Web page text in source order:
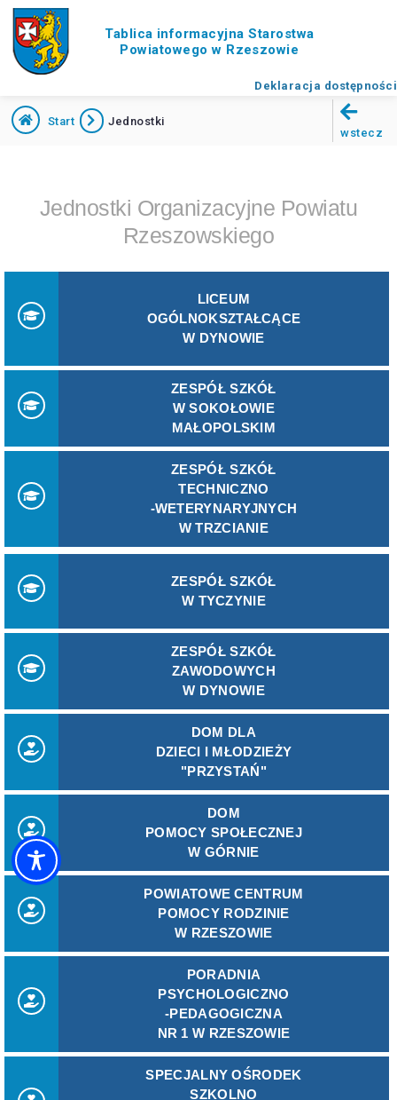
Tablica informacyjna Starostwa
Powiatowego w Rzeszowie
Deklaracja dostępności
Start
Jednostki
wstecz
Jednostki Organizacyjne Powiatu
Rzeszowskiego
LICEUM
OGÓLNOKSZTAŁCĄCE
W DYNOWIE
ZESPÓŁ SZKÓŁ
W SOKOŁOWIE
MAŁOPOLSKIM
ZESPÓŁ SZKÓŁ
TECHNICZNO
-WETERYNARYJNYCH
W TRZCIANIE
ZESPÓŁ SZKÓŁ
W TYCZYNIE
ZESPÓŁ SZKÓŁ
ZAWODOWYCH
W DYNOWIE
DOM DLA
DZIECI I MŁODZIEŻY
"PRZYSTAŃ"
DOM
POMOCY SPOŁECZNEJ
W GÓRNIE
POWIATOWE CENTRUM
POMOCY RODZINIE
W RZESZOWIE
PORADNIA
PSYCHOLOGICZNO
-PEDAGOGICZNA
NR 1 W RZESZOWIE
SPECJALNY OŚRODEK
SZKOLNO